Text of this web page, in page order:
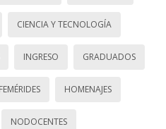
CIENCIA Y TECNOLOGÍA
INGRESO GRADUADOS
HOMENAJES
NODOCENTES